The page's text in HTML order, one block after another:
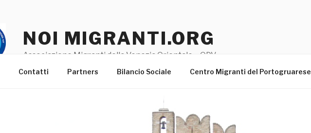
NOI MIGRANTI.ORG
Associazione Migranti della Venezia Orientale – ODV
Contatti Partners Bilancio Sociale Centro Migranti del Portogruarese